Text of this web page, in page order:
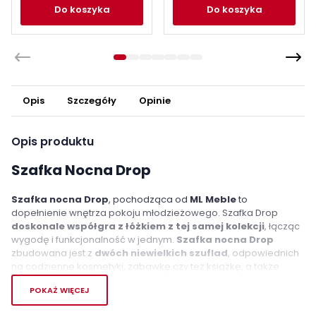
do koszyka do koszyka
Opis Szczegóły Opinie
Opis produktu
Szafka Nocna Drop
Szafka nocna Drop, pochodząca od ML Mebleto
dopełnienie wnętrza pokoju młodzieżowego. Szafka Drop
doskonale współgra z łóżkiem z tej samej kolekcji, łącząc
wygodę i funkcjonalność w jednym. Szafka nocna Drop
zbudowana jest z dwóch niewielkich szuflad, odpowiednich
na codzienne kosmetyki, zabawkę czy też książkę, a także
blatu, który będzie doskonałym miejscem na lampkę
nocną. Co więcej szafka nocna Drop powstał z
laminowanej, o grubości 22m
POKAŻ WIĘCEJ